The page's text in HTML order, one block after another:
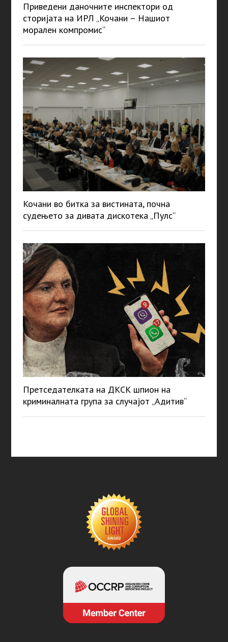
Приведени даночните инспектори од
сторијата на ИРЛ „Кочани – Нашиот
морален компромис“
Кочани во битка за вистината, почна
судењето за дивата дискотека „Пулс“
Претседателката на ДКСК шпион на
криминалната група за случајот „Адитив“